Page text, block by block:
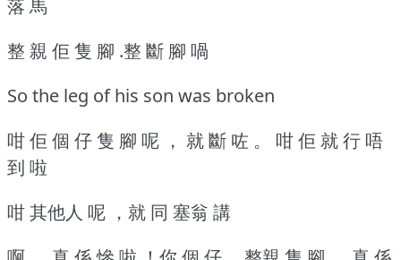
落 馬
整 親 佢 隻 腳 .整 斷 腳 喎
So the leg of his son was broken
咁 佢 個 仔 隻 腳 呢 ， 就 斷 咗 。 咁 佢 就 行 唔
到 啦
咁 其他人 呢 ，就 同 塞翁 講